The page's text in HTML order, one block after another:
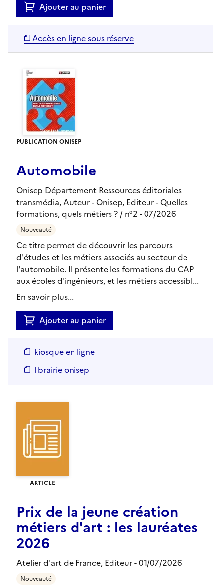
Ajouter au panier
Accès en ligne sous réserve
PUBLICATION ONISEP
Automobile
Onisep Département Ressources éditoriales
transmédia, Auteur - Onisep, Editeur- Quelles
formations, quels métiers ? / n°2 - 07/2026
Nouveauté
Ce titre permet de découvrir les parcours
d'études et les métiers associés au secteur de
l'automobile. Il présente les formations du CAP
aux écoles d'ingénieurs, et les métiers accessibl...
En savoir plus...
Ajouter au panier
kiosque en ligne
librairie onisep
ARTICLE
Prix de la jeune création
métiers d'art : les lauréates
2026
Atelier d'art de France, Editeur- 01/07/2026
Nouveauté